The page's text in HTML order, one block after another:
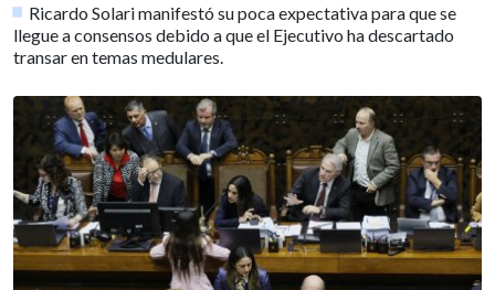
Ricardo Solari manifestó su poca expectativa para que se
llegue a consensos debido a que el Ejecutivo ha descartado
transar en temas medulares.